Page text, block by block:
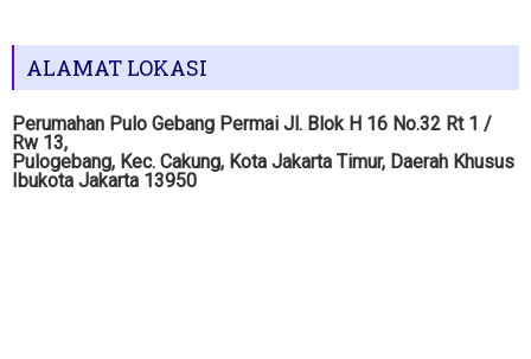
ALAMAT LOKASI
Perumahan Pulo Gebang Permai Jl. Blok H 16 No.32 Rt 1 /
Rw 13,
Pulogebang, Kec. Cakung, Kota Jakarta Timur, Daerah Khusus
Ibukota Jakarta 13950